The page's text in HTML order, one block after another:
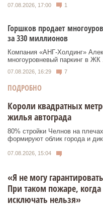
07.08.2026, 17:00 1
Горшков продает
за 330 миллионов
Компания «АНГ-Холдинг»
многоуровневый паркинг в ЖК
07.08.2026, 16:29 7
ПОДРОБНО
Короли квадратных
жилья автограда
80% стройки Челнов на
формируют облик города и
07.08.2026, 15:04
«Я не могу
При таком пожаре,
исключать нельзя»